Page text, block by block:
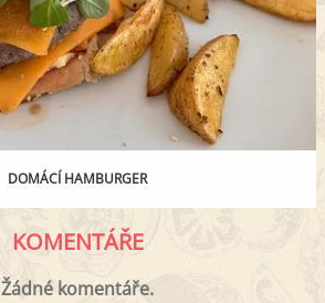
DOMÁCÍ HAMBURGER
KOMENTÁŘE
Žádné komentáře.